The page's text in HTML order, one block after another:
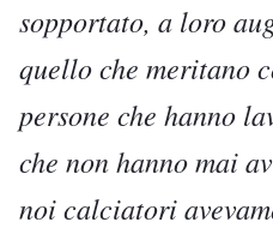
sopportato, a loro
quello che meritano
persone che hanno
che non hanno mai
noi calciatori